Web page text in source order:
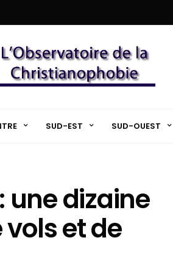
SUD-EST SUD-OUEST
une dizaine
et de